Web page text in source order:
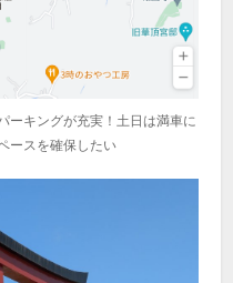
ーキングが充実！土日は満車に
ースを確保したい